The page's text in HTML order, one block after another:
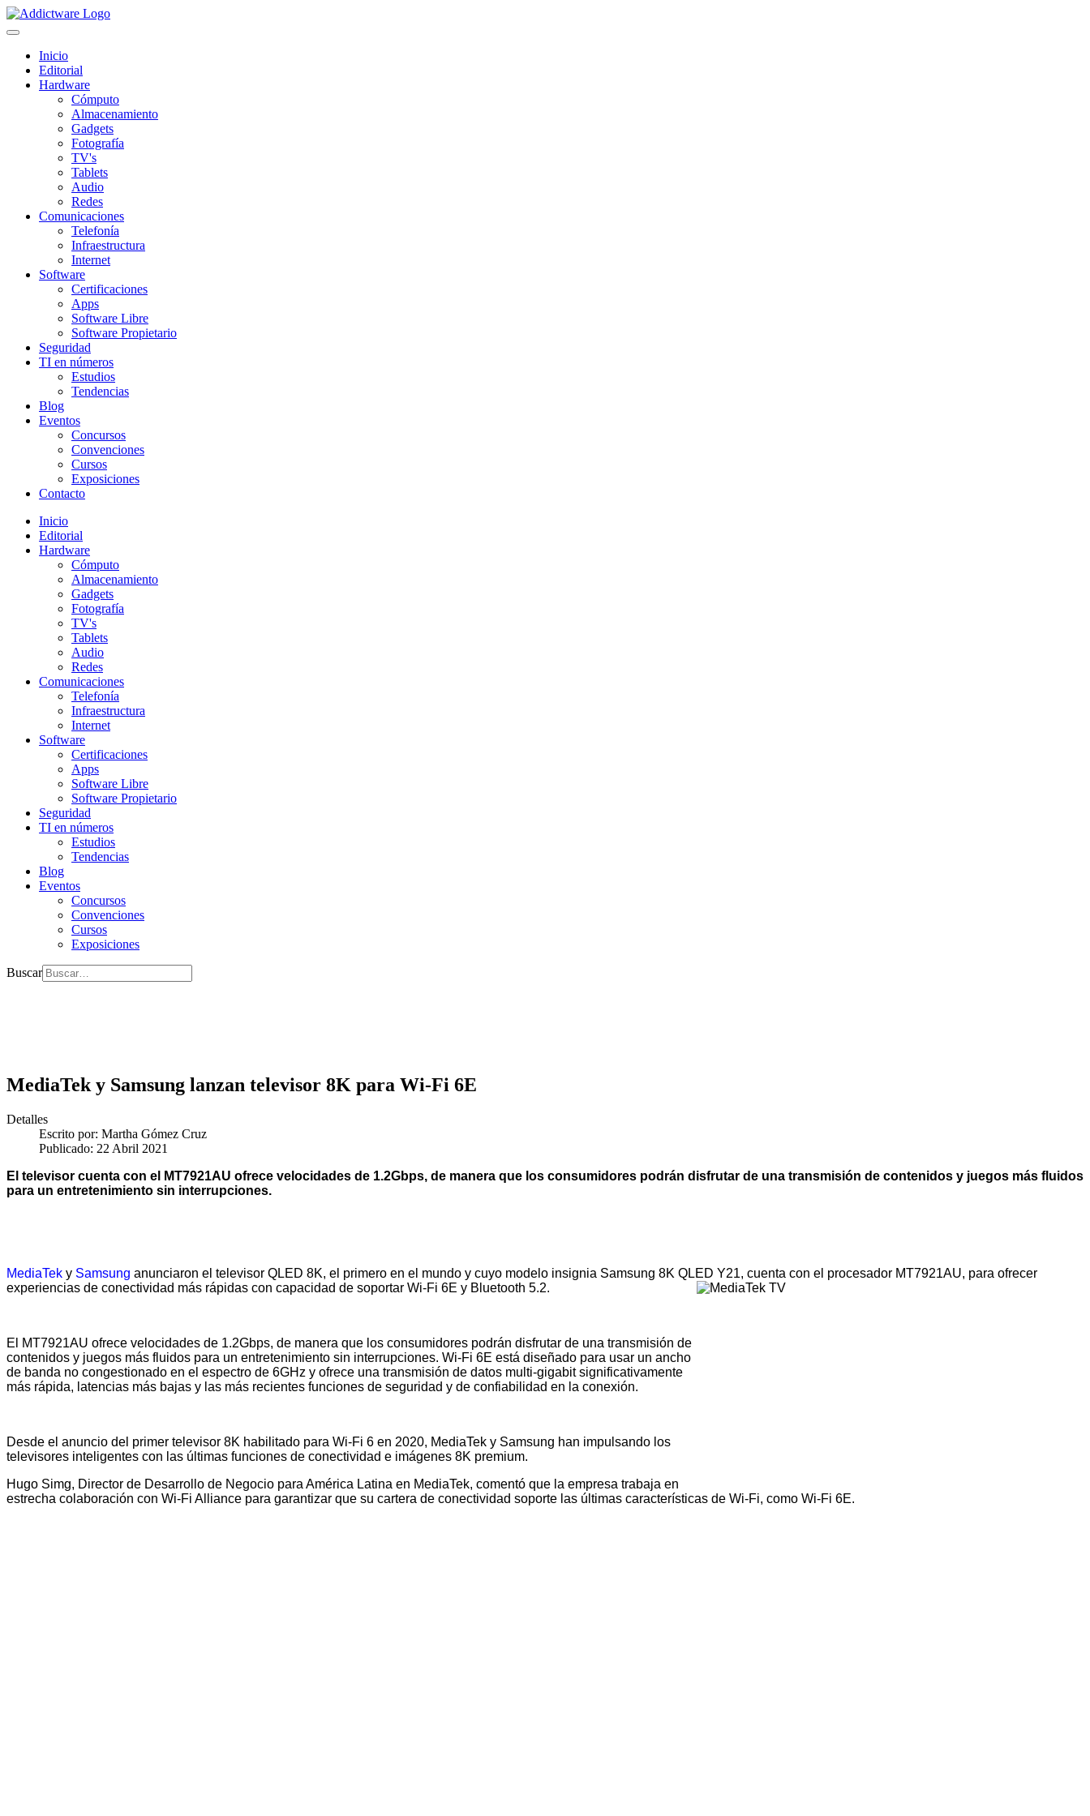
Inicio
Editorial
Hardware
Cómputo
Almacenamiento
Gadgets
Fotografía
TV's
Tablets
Audio
Redes
Comunicaciones
Telefonía
Infraestructura
Internet
Software
Certificaciones
Apps
Software Libre
Software Propietario
Seguridad
TI en números
Estudios
Tendencias
Blog
Eventos
Concursos
Convenciones
Cursos
Exposiciones
Contacto
Inicio
Editorial
Hardware
Cómputo
Almacenamiento
Gadgets
Fotografía
TV's
Tablets
Audio
Redes
Comunicaciones
Telefonía
Infraestructura
Internet
Software
Certificaciones
Apps
Software Libre
Software Propietario
Seguridad
TI en números
Estudios
Tendencias
Blog
Eventos
Concursos
Convenciones
Cursos
Exposiciones
Buscar
MediaTek y Samsung lanzan televisor 8K para Wi-Fi 6E
Detalles
Escrito por: Martha Gómez Cruz
Publicado: 22 Abril 2021
El televisor cuenta con el MT7921AU ofrece velocidades de 1.2Gbps, de manera que los consumidores podrán disfrutar de una transmisión de contenidos y juegos más fluidos
para un entretenimiento sin interrupciones.
MediaTek y Samsung anunciaron el televisor QLED 8K, el primero en el mundo y cuyo modelo insignia Samsung 8K QLED Y21, cuenta con el procesador MT7921AU, para ofrecer
experiencias de conectividad más rápidas con capacidad de soportar Wi-Fi 6E y Bluetooth 5.2.
El MT7921AU ofrece velocidades de 1.2Gbps, de manera que los consumidores podrán disfrutar de una transmisión de
contenidos y juegos más fluidos para un entretenimiento sin interrupciones. Wi-Fi 6E está diseñado para usar un ancho
de banda no congestionado en el espectro de 6GHz y ofrece una transmisión de datos multi-gigabit significativamente
más rápida, latencias más bajas y las más recientes funciones de seguridad y de confiabilidad en la conexión.
Desde el anuncio del primer televisor 8K habilitado para Wi-Fi 6 en 2020, MediaTek y Samsung han impulsando los
televisores inteligentes con las últimas funciones de conectividad e imágenes 8K premium.
Hugo Simg, Director de Desarrollo de Negocio para América Latina en MediaTek, comentó que la empresa trabaja en
estrecha colaboración con Wi-Fi Alliance para garantizar que su cartera de conectividad soporte las últimas características de Wi-Fi, como Wi-Fi 6E.